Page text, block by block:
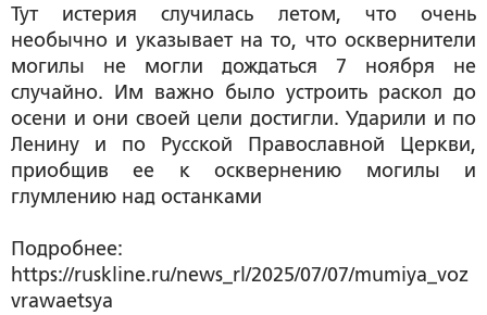
Тут истерия случилась летом, что очень
необычно и указывает на то, что осквернители
могилы не могли дождаться 7 ноября не
случайно. Им важно было устроить раскол до
осени и они своей цели достигли. Ударили и по
Ленину и по Русской Православной Церкви,
приобщив ее к осквернению могилы и
глумлению над останками
Подробнее:
https://ruskline.ru/news_rl/2025/07/07/mumiya_voz
vrawaetsya